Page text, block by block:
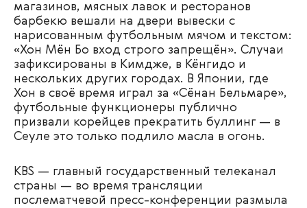
магазинов, мясных лавок и ресторанов
барбекю вешали на двери вывески с
нарисованным футбольным мячом и текстом:
«Хон Мён Бо вход строго запрещён». Случаи
зафиксированы в Кимдже, в Кёнгидо и
нескольких других городах. В Японии, где
Хон в своё время играл за «Сёнан Бельмаре»,
футбольные функционеры публично
призвали корейцев прекратить буллинг — в
Сеуле это только подлило масла в огонь.
KBS — главный государственный телеканал
страны — во время трансляции
послематчевой пресс-конференции размыла